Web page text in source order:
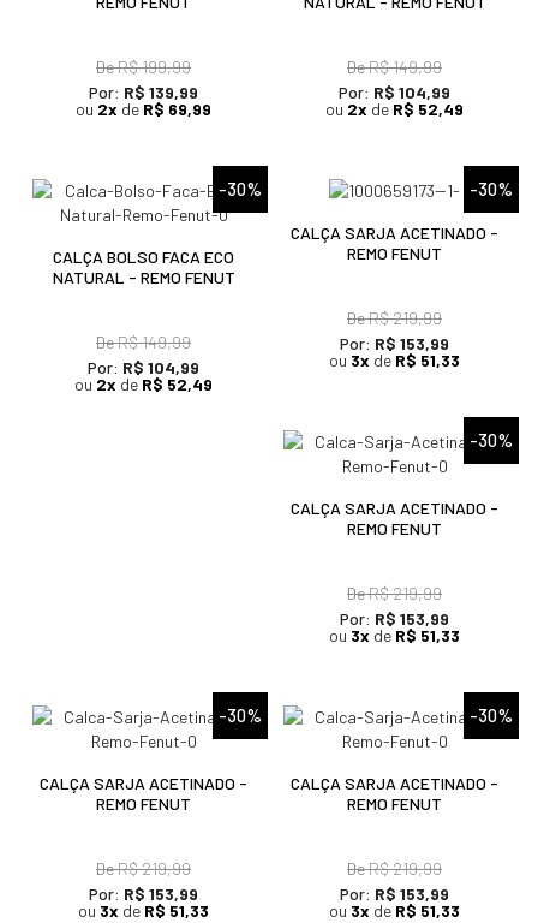
DeR$ 199,99
Por: R$ 139,99
ou 2x de R$ 69,99
DeR$ 149,99
Por: R$ 104,99
ou 2x de R$ 52,49
-30%
CALÇA BOLSO FACA ECO
NATURAL - REMO FENUT
DeR$ 149,99
Por: R$ 104,99
ou 2x de R$ 52,49
-30%
CALÇA SARJA ACETINADO -
REMO FENUT
DeR$ 219,99
Por: R$ 153,99
ou 3x de R$ 51,33
-30%
CALÇA SARJA ACETINADO -
REMO FENUT
DeR$ 219,99
Por: R$ 153,99
ou 3x de R$ 51,33
-30%
CALÇA SARJA ACETINADO -
REMO FENUT
DeR$ 219,99
Por: R$ 153,99
ou 3x de R$ 51,33
-30%
CALÇA SARJA ACETINADO -
REMO FENUT
DeR$ 219,99
Por: R$ 153,99
ou 3x de R$ 51,33